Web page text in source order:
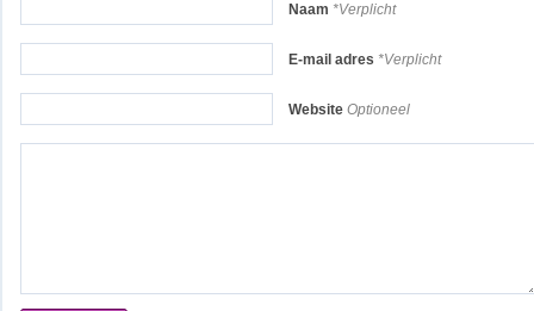
Naam *Verplicht
E-mail adres *Verplicht
Website Optioneel